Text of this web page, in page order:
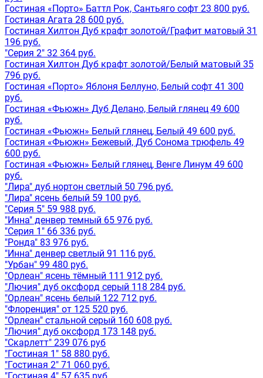
Гостиная «Порто» Баттл Рок, Сантьяго софт 23 800 руб.
Гостиная Агата 28 600 руб.
Гостиная Хилтон Дуб крафт золотой/Графит матовый 31
196 руб.
"Серия 2" 32 364 руб.
Гостиная Хилтон Дуб крафт золотой/Белый матовый 35
796 руб.
Гостиная «Порто» Яблоня Беллуно, Белый софт 41 300
руб.
Гостиная «Фьюжн» Дуб Делано, Белый глянец 49 600
руб.
Гостиная «Фьюжн» Белый глянец, Белый 49 600 руб.
Гостиная «Фьюжн» Бежевый, Дуб Сонома трюфель 49
600 руб.
Гостиная «Фьюжн» Белый глянец, Венге Линум 49 600
руб.
"Лира" дуб нортон светлый 50 796 руб.
"Лира" ясень белый 59 100 руб.
"Серия 5" 59 988 руб.
"Инна" денвер темный 65 976 руб.
"Серия 1" 66 336 руб.
"Ронда" 83 976 руб.
"Инна" денвер светлый 91 116 руб.
"Урбан" 99 480 руб.
"Орлеан" ясень тёмный 111 912 руб.
"Лючия" дуб оксфорд серый 118 284 руб.
"Орлеан" ясень белый 122 712 руб.
"Флоренция" от 125 520 руб.
"Орлеан" стальной серый 160 608 руб.
"Лючия" дуб оксфорд 173 148 руб.
"Скарлетт" 239 076 руб
"Гостиная 1" 58 880 руб.
"Гостиная 2" 71 060 руб.